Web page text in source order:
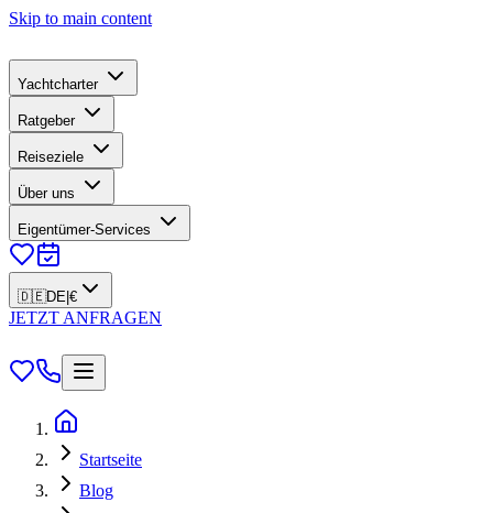
Skip to main content
Yachtcharter
Ratgeber
Reiseziele
Über uns
Eigentümer-Services
🇩🇪DE €
JETZT ANFRAGEN
Startseite
Blog